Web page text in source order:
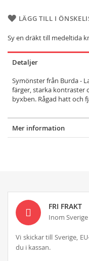
LÄGG TILL I
Sy en dräkt till medeltida
Detaljer
Symönster från Burda -
färger, starka kontraster
byxben. Rågad hatt och
Mer information
FRI FRAKT
Inom Sverige
Vi skickar till Sverige,
du i kassan.